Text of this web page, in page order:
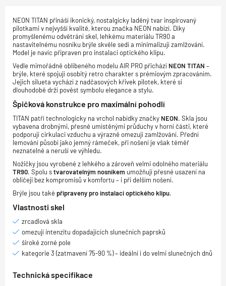
NEON TITAN přináší ikonický, nostalgicky laděný tvar inspirovaný
pilotkami v nejvyšší kvalitě, kterou značka NEON nabízí. Díky
promyšlenému odvětrání skel, lehkému materiálu TR90 a
nastavitelnému nosníku brýle skvěle sedí a minimalizují zamlžování.
Model je navíc připraven pro instalaci optického klipu.
Vedle mimořádně oblíbeného modelu AIR PRO přichází NEON TITAN –
brýle, které spojují osobitý retro charakter s prémiovým zpracováním.
Jejich silueta vychází z nadčasových křivek pilotek, které si
dlouhodobě drží pověst symbolu elegance a stylu.
Špičková konstrukce pro maximální pohodlí
TITAN patří technologicky na vrchol nabídky značky NEON. Skla jsou
vybavena drobnými, přesně umístěnými průduchy v horní části, které
podporují cirkulaci vzduchu a výrazně omezují zamlžování. Přední
lemování působí jako jemný rámeček, při nošení je však téměř
neznatelné a neruší ve výhledu.
Nožičky jsou vyrobené z lehkého a zároveň velmi odolného materiálu
TR90. Spolu stvarovatelným nosníkem umožňují přesné usazení na
obličeji bez kompromisů v komfortu – i při delším nošení.
Brýle jsou taképřipraveny pro instalaci optického klipu.
Vlastnosti skel
zrcadlová skla
omezují intenzitu dopadajících slunečních paprsků
široké zorné pole
kategorie 3 (zatmavení 75-90 %) – ideální i do velmi slunečných dnů
Technická specifikace